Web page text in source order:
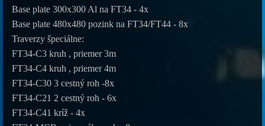
Base plate 300x300 Al na FT34 - 4x
Base plate 480x480 pozink na FT34/FT44 - 8x
Traverzy špeciálne:
FT34-C3 kruh , priemer 3m
FT34-C4 kruh , priemer 4m
FT34-C30 3 cestný roh -8x
FT34-C21 2 cestný roh - 6x
FT34-C41 kríž - 4x